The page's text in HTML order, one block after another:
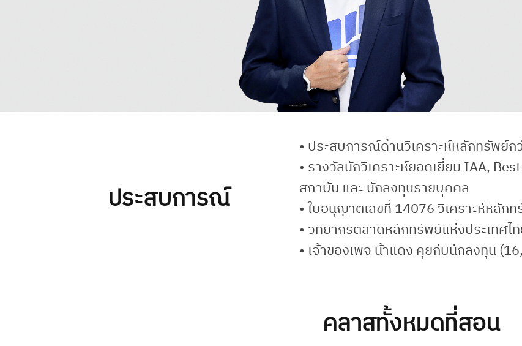
ประสบการณ์
• ประสบการณ์ด้านวิเคราะห์หลักทรัพย์ก
• รางวัลนักวิเคราะห์ยอดเยี่ยม IAA,
สถาบัน และ นักลงทุนรายบุคคล
• ใบอนุญาตเลขที่ 14076 วิเคราะห์หลัก
• วิทยากรตลาดหลักทรัพย์แห่งประเทศไ
• เจ้าของเพจ น้าแดง คุยกับนักลงทุน
คลาสทั้งหมดที่สอน